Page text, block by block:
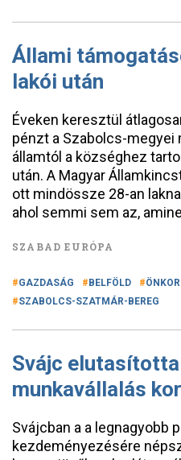
Állami
lakói után
Éveken keresztül
pénzt a Szabolcs-megyei
államtól a községhez
után. A Magyar
ott mindössze 28-an
ahol semmi sem az,
SZABAD EURÓPA
GAZDASÁG BELFÖLD
SZABOLCS-SZATMÁR-BEREG
Svájc
munkavállalás
Svájcban a a legnagyobb
kezdeményezésére